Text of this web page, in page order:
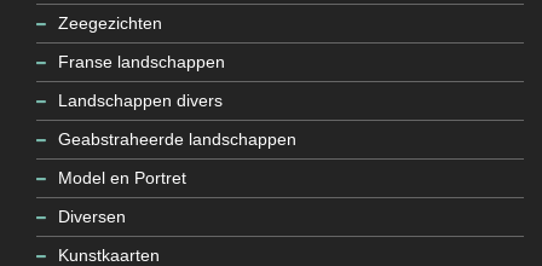
Zeegezichten
Franse landschappen
Landschappen divers
Geabstraheerde landschappen
Model en Portret
Diversen
Kunstkaarten